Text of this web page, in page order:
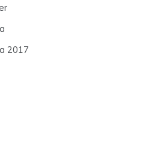
2017